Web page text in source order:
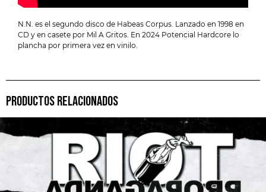
N.N. es el segundo disco de Habeas Corpus. Lanzado en 1998 en
CD y en casete por Mil A Gritos. En 2024 Potencial Hardcore lo
plancha por primera vez en vinilo.
PRODUCTOS RELACIONADOS